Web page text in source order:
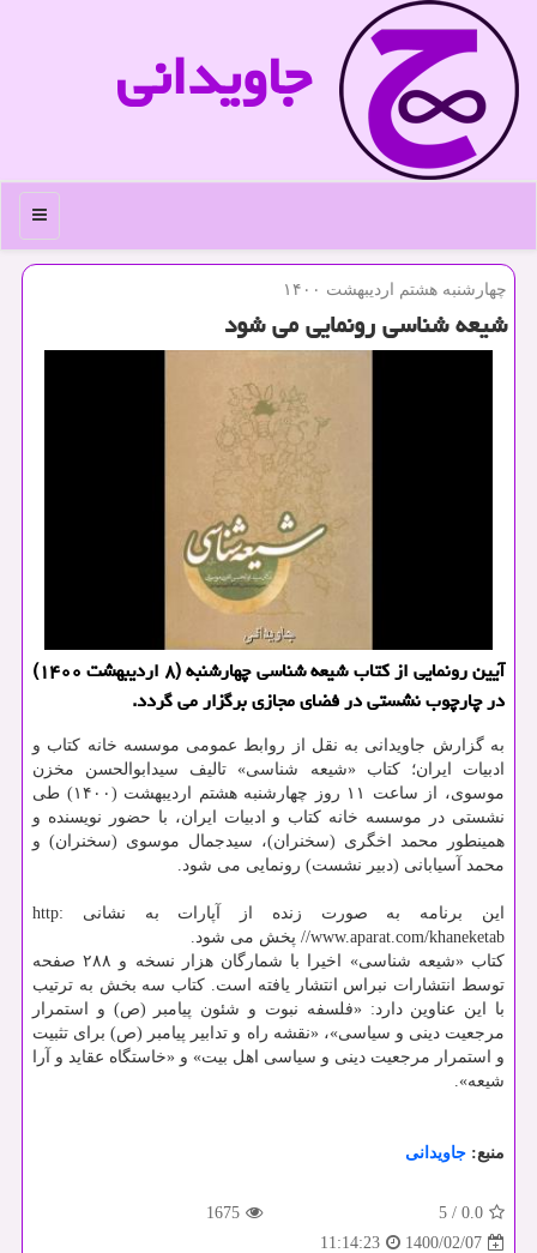
جاویدانی
منو
چهارشنبه هشتم اردیبهشت ۱۴۰۰
شیعه شناسی رونمایی می شود
آیین رونمایی از کتاب شیعه شناسی چهارشنبه (۸ اردیبهشت ۱۴۰۰)
در چارچوب نشستی در فضای مجازی برگزار می گردد.
به گزارش جاویدانی به نقل از روابط عمومی موسسه خانه کتاب و
ادبیات ایران؛ کتاب «شیعه شناسی» تالیف سیدابوالحسن مخزن
موسوی، از ساعت ۱۱ روز چهارشنبه هشتم اردیبهشت (۱۴۰۰) طی
نشستی در موسسه خانه کتاب و ادبیات ایران، با حضور نویسنده و
همینطور محمد اخگری (سخنران)، سیدجمال موسوی (سخنران) و
محمد آسیابانی (دبیر نشست) رونمایی می شود.
این برنامه به صورت زنده از آپارات به نشانی http:
//www.aparat.com/khaneketab پخش می شود.
کتاب «شیعه شناسی» اخیرا با شمارگان هزار نسخه و ۲۸۸ صفحه
توسط انتشارات نبراس انتشار یافته است. کتاب سه بخش به ترتیب
با این عناوین دارد: «فلسفه نبوت و شئون پیامبر (ص) و استمرار
مرجعیت دینی و سیاسی»، «نقشه راه و تدابیر پیامبر (ص) برای تثبیت
و استمرار مرجعیت دینی و سیاسی اهل بیت» و «خاستگاه عقاید و آرا
شیعه».
منبع: جاویدانی
0.0
/
5
1675
1400/02/07
11:14:23